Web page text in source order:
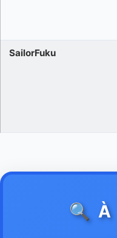
SailorFuku
🔍 À